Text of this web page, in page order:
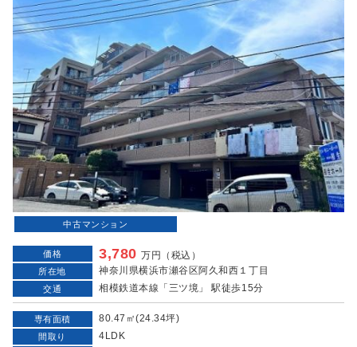
中古マンション
価格 3,780万円（税込）
所在地 神奈川県横浜市瀬谷区阿久和西１丁目
交通 相模鉄道本線「三ツ境」 駅徒歩15分
専有面積 80.47㎡(24.34坪)
間取り 4LDK